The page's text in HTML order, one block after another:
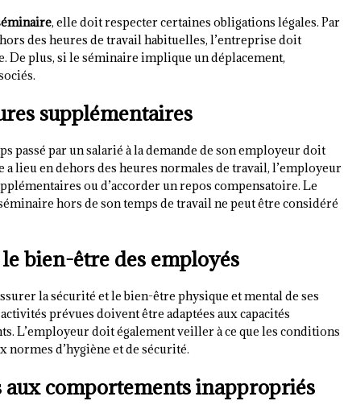
, elle doit respecter certaines obligations légales. Par
des heures de travail habituelles, l’entreprise doit
De plus, si le séminaire implique un déplacement,
supplémentaires
passé par un salarié à la demande de son employeur doit
lieu en dehors des heures normales de travail, l’employeur
ou d’accorder un repos compensatoire. Le
hors de son temps de travail ne peut être considéré
bien-être des employés
la sécurité et le bien-être physique et mental de ses
prévues doivent être adaptées aux capacités
L’employeur doit également veiller à ce que les conditions
normes d’hygiène et de sécurité.
aux comportements inappropriés